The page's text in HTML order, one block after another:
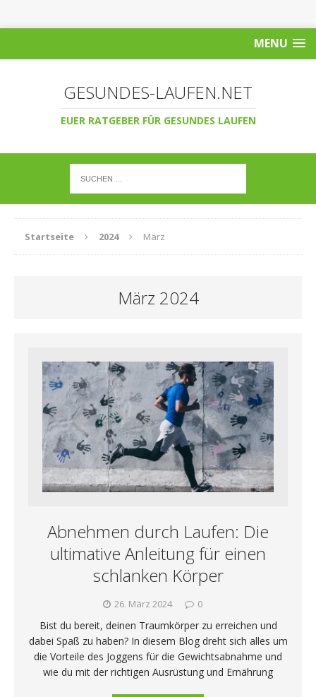
MENU
GESUNDES-LAUFEN.NET
EUER RATGEBER FÜR GESUNDES LAUFEN
Startseite 2024 März
März 2024
Abnehmen durch Laufen: Die
ultimative Anleitung für einen
schlanken Körper
26. März 2024 0
Bist du bereit, deinen Traumkörper zu erreichen und
dabei Spaß zu haben? In diesem Blog dreht sich alles um
die Vorteile des Joggens für die Gewichtsabnahme und
wie du mit der richtigen Ausrüstung und Ernährung